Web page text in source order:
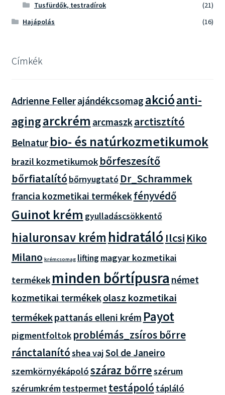
Tusfürdők, testradírok
(21)
Hajápolás
(16)
Címkék
Adrienne Fellerajándékcsomag akcióanti-
agingarckrém arcmaszkarctisztító
Belnatur bio- és natúrkozmetikumok
brazil kozmetikumok bőrfeszesítő
bőrfiatalító bőrnyugtató Dr_Schrammek
francia kozmetikai termékekfényvédő
Guinot krém gyulladáscsökkentő
hialuronsav krémhidratáló Ilcsi Kiko
Milano krémcsomag lifting magyar kozmetikai
termékek minden bőrtípusra német
kozmetikai termékekolasz kozmetikai
termékekpattanás elleni krém Payot
pigmentfoltok problémás_zsíros bőrre
ránctalanítóshea vajSol de Janeiro
szemkörnyékápolószáraz bőrreszérum
szérumkrémtestpermettestápoló tápláló